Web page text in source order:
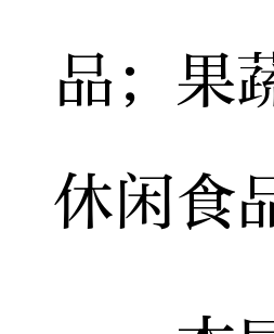
品；果
休闲食